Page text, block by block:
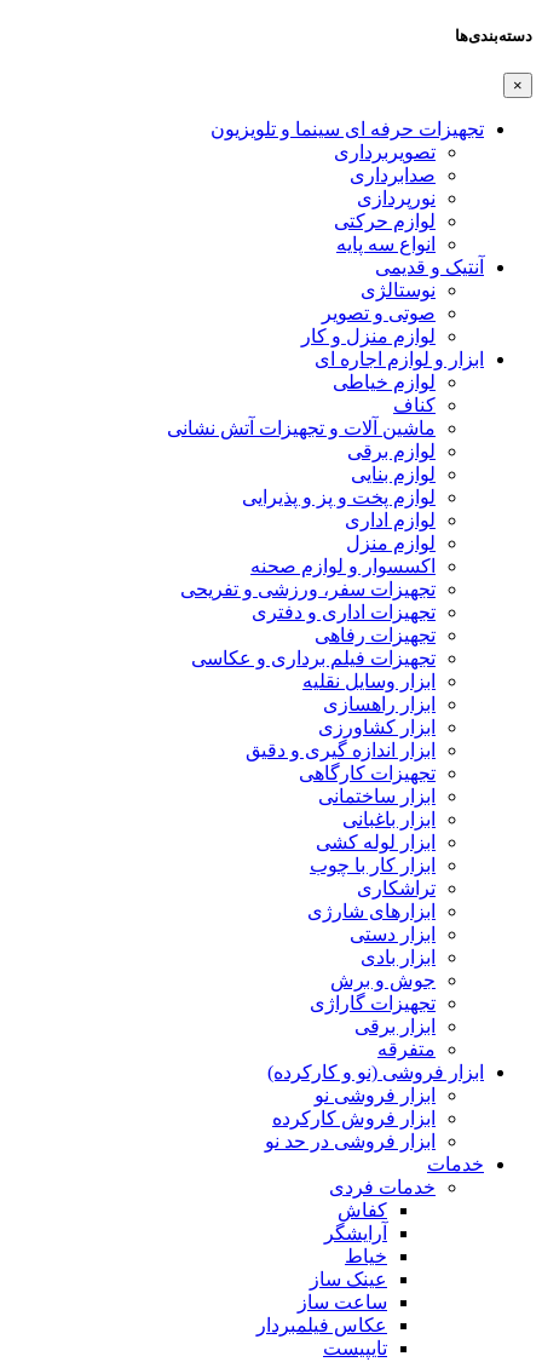
دسته‌بندی‌ها
×
تجهیزات حرفه ای سینما و تلویزیون
تصویربرداری
صدابرداری
نورپردازی
لوازم حرکتی
انواع سه پایه
آنتیک و قدیمی
نوستالژی
صوتی و تصویر
لوازم منزل و کار
ابزار و لوازم اجاره ای
لوازم خیاطی
کناف
ماشین آلات و تجهیزات آتش نشانی
لوازم برقی
لوازم بنایی
لوازم پخت و پز و پذیرایی
لوازم اداری
لوازم منزل
اکسسوار و لوازم صحنه
تجهیزات سفر، ورزشی و تفریحی
تجهیزات اداری و دفتری
تجهیزات رفاهی
تجهیزات فیلم برداری و عکاسی
ابزار وسایل نقلیه
ابزار راهسازی
ابزار کشاورزی
ابزار اندازه گیری و دقیق
تجهیزات کارگاهی
ابزار ساختمانی
ابزار باغبانی
ابزار لوله کشی
ابزار کار با چوب
تراشکاری
ابزارهای شارژی
ابزار دستی
ابزار بادی
جوش و برش
تجهیزات گاراژی
ابزار برقی
متفرقه
ابزار فروشی (نو و کارکرده)
ابزار فروشی نو
ابزار فروش کارکرده
ابزار فروشی در حد نو
خدمات
خدمات فردی
کفاش
آرایشگر
خیاط
عینک ساز
ساعت ساز
عکاس فیلمبردار
تایپیست